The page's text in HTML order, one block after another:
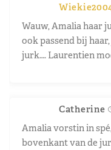
Wauw, Amalia haar
ook passend bij
jurk…. Laurentien
Catherine
Amalia vorstin in
bovenkant van de